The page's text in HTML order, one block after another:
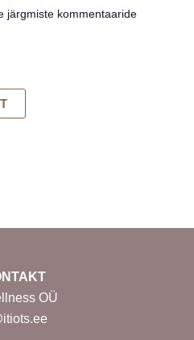
järgmiste kommentaaride
OÜ